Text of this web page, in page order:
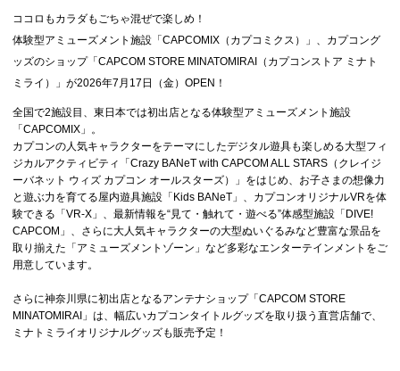
ココロもカラダもごちゃ混ぜで楽しめ！
体験型アミューズメント施設「CAPCOMIX（カプコミクス）」、カプコング
ッズのショップ「CAPCOM STORE MINATOMIRAI（カプコンストア ミナト
ミライ）」が2026年7月17日（金）OPEN！
全国で2施設目、東日本では初出店となる体験型アミューズメント施設
「CAPCOMIX」。
カプコンの人気キャラクターをテーマにしたデジタル遊具も楽しめる大型フィ
ジカルアクティビティ「Crazy BANeT with CAPCOM ALL STARS（クレイジ
ーバネット ウィズ カプコン オールスターズ）」をはじめ、お子さまの想像力
と遊ぶ力を育てる屋内遊具施設「Kids BANeT」、カプコンオリジナルVRを体
験できる「VR-X」、最新情報を“見て・触れて・遊べる”体感型施設「DIVE!
CAPCOM」、さらに大人気キャラクターの大型ぬいぐるみなど豊富な景品を
取り揃えた「アミューズメントゾーン」など多彩なエンターテインメントをご
用意しています。
さらに神奈川県に初出店となるアンテナショップ「CAPCOM STORE
MINATOMIRAI」は、幅広いカプコンタイトルグッズを取り扱う直営店舗で、
ミナトミライオリジナルグッズも販売予定！